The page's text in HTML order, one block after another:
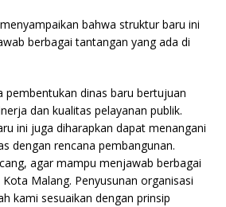
bahwa struktur baru ini
berbagai tantangan yang ada di
pembentukan dinas baru bertujuan
dan kualitas pelayanan publik.
ini juga diharapkan dapat menangani
dengan rencana pembangunan.
agar mampu menjawab berbagai
Malang. Penyusunan organisasi
kami sesuaikan dengan prinsip